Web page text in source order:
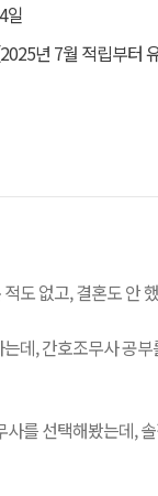
일
년 7월 적립부터
도 없고, 결혼도 안
데, 간호조무사 공
를 선택해봤는데,